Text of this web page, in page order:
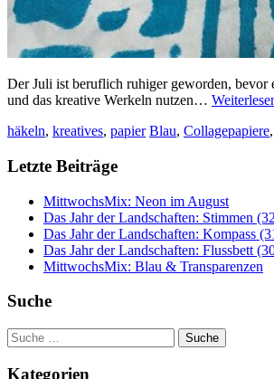
Der Juli ist beruflich ruhiger geworden,
und das kreative Werkeln nutzen…
häkeln, kreatives, papier Blau, Collagepapiere,
Letzte Beiträge
MittwochsMix: Neon im August
Das Jahr der Landschaften: Stimmen
Das Jahr der Landschaften: Kompass
Das Jahr der Landschaften: Flussbett
MittwochsMix: Blau & Transparenzen
Suche
Suche
nach:
Kategorien